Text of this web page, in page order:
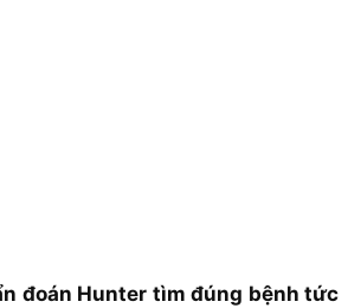
đoán Hunter tìm đúng bệnh tức